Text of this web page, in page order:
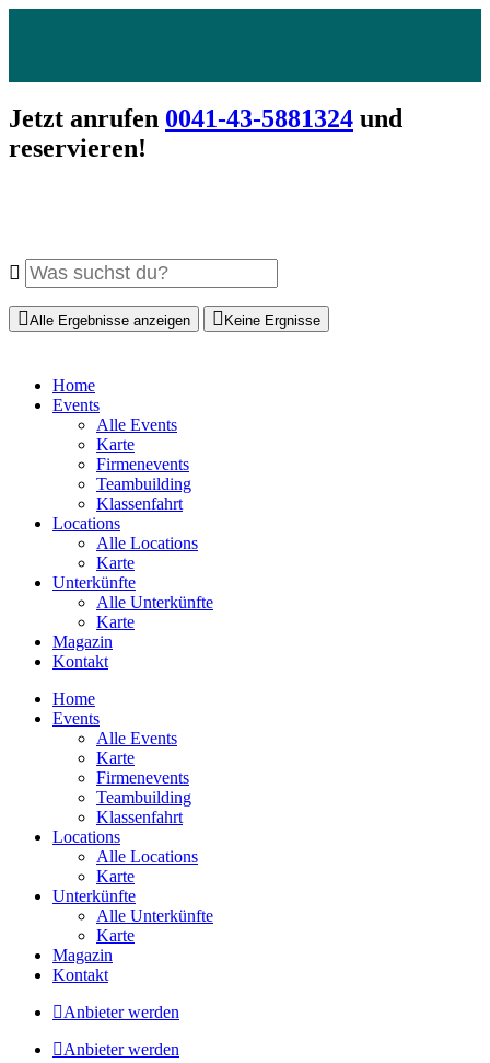
Jetzt anrufen 0041-43-5881324 und
reservieren!
Alle Ergebnisse anzeigen Keine Ergnisse
Home
Events
Alle Events
Karte
Firmenevents
Teambuilding
Klassenfahrt
Locations
Alle Locations
Karte
Unterkünfte
Alle Unterkünfte
Karte
Magazin
Kontakt
Home
Events
Alle Events
Karte
Firmenevents
Teambuilding
Klassenfahrt
Locations
Alle Locations
Karte
Unterkünfte
Alle Unterkünfte
Karte
Magazin
Kontakt
Anbieter werden
Anbieter werden